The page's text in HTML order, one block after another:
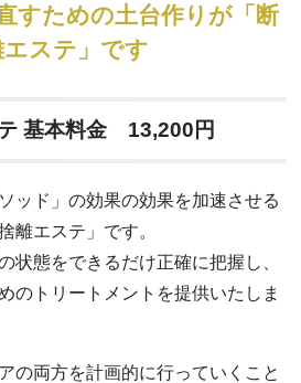
すための土台作りが「断
エステ」です
基本料金 13,200円
ッド」の効果の効果を加速させる
離エステ」です。
状態をできるだけ正確に把握し、
のトリートメントを提供いたしま
の両方を計画的に行っていくこと